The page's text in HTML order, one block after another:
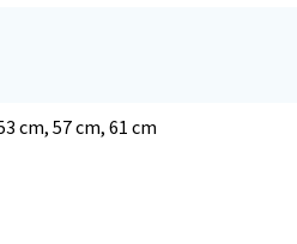
cm, 57 cm, 61 cm